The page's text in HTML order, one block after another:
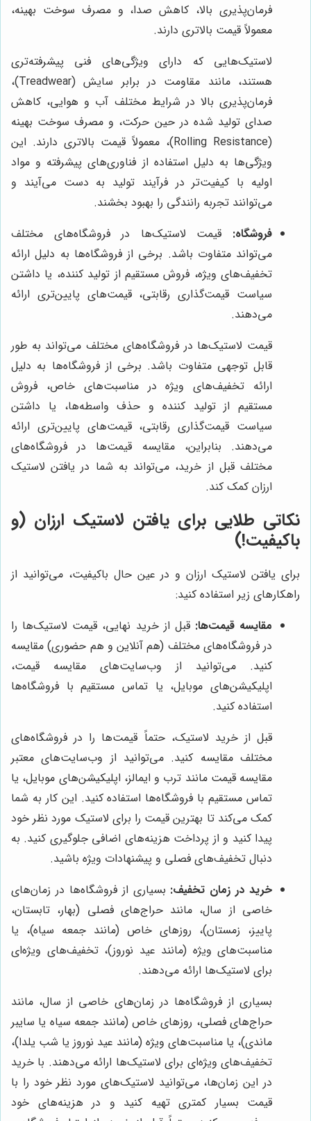
فرمان‌پذیری بالا، کاهش صدا، و مصرف سوخت بهینه،
معمولاً قیمت بالاتری دارند.
لاستیک‌هایی که دارای ویژگی‌های فنی پیشرفته‌تری
هستند، مانند مقاومت در برابر سایش (Treadwear)،
فرمان‌پذیری بالا در شرایط مختلف آب و هوایی، کاهش
صدای تولید شده در حین حرکت، و مصرف سوخت بهینه
(Rolling Resistance)، معمولاً قیمت بالاتری دارند. این
ویژگی‌ها به دلیل استفاده از فناوری‌های پیشرفته و مواد
اولیه با کیفیت‌تر در فرآیند تولید به دست می‌آیند و
می‌توانند تجربه رانندگی را بهبود بخشند.
فروشگاه: قیمت لاستیک‌ها در فروشگاه‌های مختلف
می‌تواند متفاوت باشد. برخی از فروشگاه‌ها به دلیل ارائه
تخفیف‌های ویژه، فروش مستقیم از تولید کننده، یا داشتن
سیاست قیمت‌گذاری رقابتی، قیمت‌های پایین‌تری ارائه
می‌دهند.
قیمت لاستیک‌ها در فروشگاه‌های مختلف می‌تواند به طور
قابل توجهی متفاوت باشد. برخی از فروشگاه‌ها به دلیل
ارائه تخفیف‌های ویژه در مناسبت‌های خاص، فروش
مستقیم از تولید کننده و حذف واسطه‌ها، یا داشتن
سیاست قیمت‌گذاری رقابتی، قیمت‌های پایین‌تری ارائه
می‌دهند. بنابراین، مقایسه قیمت‌ها در فروشگاه‌های
مختلف قبل از خرید، می‌تواند به شما در یافتن لاستیک
ارزان کمک کند.
نکاتی طلایی برای یافتن لاستیک ارزان (و
باکیفیت!)
برای یافتن لاستیک ارزان و در عین حال باکیفیت، می‌توانید از
راهکارهای زیر استفاده کنید:
مقایسه قیمت‌ها: قبل از خرید نهایی، قیمت لاستیک‌ها را
در فروشگاه‌های مختلف (هم آنلاین و هم حضوری) مقایسه
کنید. می‌توانید از وب‌سایت‌های مقایسه قیمت،
اپلیکیشن‌های موبایل، یا تماس مستقیم با فروشگاه‌ها
استفاده کنید.
قبل از خرید لاستیک، حتماً قیمت‌ها را در فروشگاه‌های
مختلف مقایسه کنید. می‌توانید از وب‌سایت‌های معتبر
مقایسه قیمت مانند ترب و ایمالز، اپلیکیشن‌های موبایل، یا
تماس مستقیم با فروشگاه‌ها استفاده کنید. این کار به شما
کمک می‌کند تا بهترین قیمت را برای لاستیک مورد نظر خود
پیدا کنید و از پرداخت هزینه‌های اضافی جلوگیری کنید. به
دنبال تخفیف‌های فصلی و پیشنهادات ویژه باشید.
خرید در زمان تخفیف: بسیاری از فروشگاه‌ها در زمان‌های
خاصی از سال، مانند حراج‌های فصلی (بهار، تابستان،
پاییز، زمستان)، روزهای خاص (مانند جمعه سیاه)، یا
مناسبت‌های ویژه (مانند عید نوروز)، تخفیف‌های ویژه‌ای
برای لاستیک‌ها ارائه می‌دهند.
بسیاری از فروشگاه‌ها در زمان‌های خاصی از سال، مانند
حراج‌های فصلی، روزهای خاص (مانند جمعه سیاه یا سایبر
ماندی)، یا مناسبت‌های ویژه (مانند عید نوروز یا شب یلدا)،
تخفیف‌های ویژه‌ای برای لاستیک‌ها ارائه می‌دهند. با خرید
در این زمان‌ها، می‌توانید لاستیک‌های مورد نظر خود را با
قیمت بسیار کمتری تهیه کنید و در هزینه‌های خود